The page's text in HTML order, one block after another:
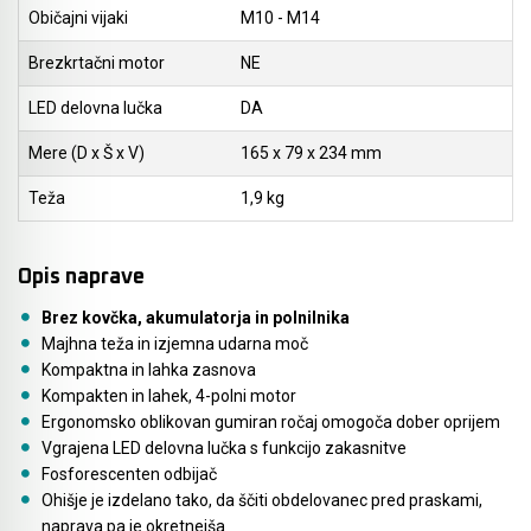
Običajni vijaki M10 - M14
Brezkrtačni motor NE
LED delovna lučka DA
Mere (D x Š x V) 165 x 79 x 234 mm
Teža 1,9 kg
Opis naprave
Brez kovčka, akumulatorja in polnilnika
Majhna teža in izjemna udarna moč
Kompaktna in lahka zasnova
Kompakten in lahek, 4-polni motor
Ergonomsko oblikovan gumiran ročaj omogoča dober oprijem
Vgrajena LED delovna lučka s funkcijo zakasnitve
Fosforescenten odbijač
Ohišje je izdelano tako, da ščiti obdelovanec pred praskami,
naprava pa je okretnejša
Akumulatorske tračne žage
Akumulatorski mešalniki in zgoščevalniki
Akumulatorske škarje in prebijalniki za kovino
Akumulatorski grelnik vode
Akumulatorske hladilno grelne torbe
Akumulatorske vakumske črpalke za klime
Akumulatorski detektorji
Ročno orodje
Pribor za prebijalnike in rezalnike kovine
Stranski in krožni ročaji
Elastike, gurtne in povezovalni trakovi
Ležaji SKF
Ščetke MAKITA